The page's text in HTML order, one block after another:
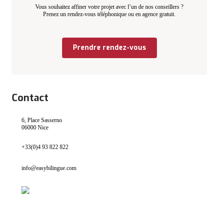
Vous souhaitez affiner votre projet avec l’un de nos conseillers ?
Prenez un rendez-vous téléphonique ou en agence gratuit.
Prendre rendez-vous
Contact
6, Place Sasserno
06000 Nice
+33(0)4 93 822 822
info@easybilingue.com